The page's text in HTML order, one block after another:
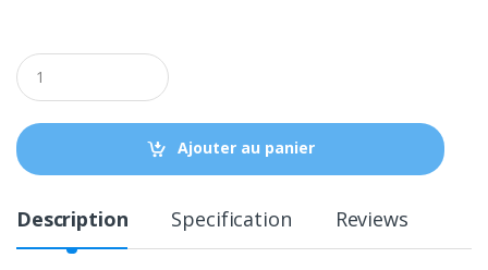
Q
u
a
t
i
Ajouter au panier
Description Specification Reviews